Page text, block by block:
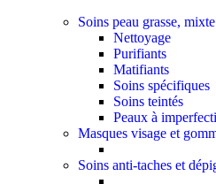
Soins peau grasse,
Nettoyage
Purifiants
Matifiants
Soins spécifiques
Soins teintés
Peaux à
Masques visage et
Soins anti-taches et